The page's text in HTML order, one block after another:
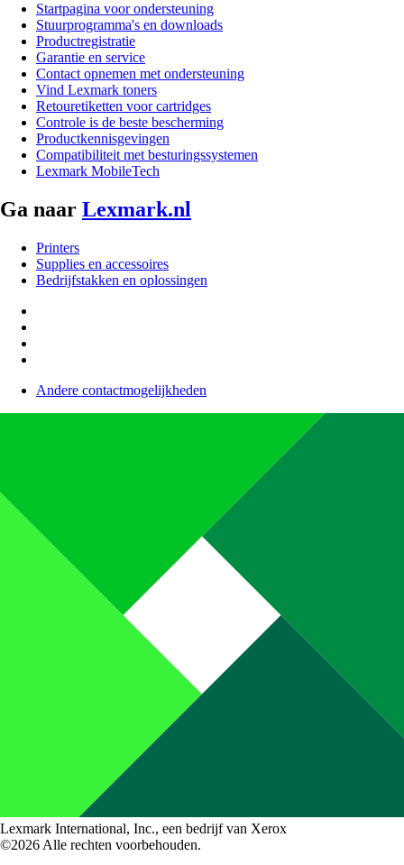
Startpagina voor ondersteuning
Stuurprogramma's en downloads
Productregistratie
Garantie en service
Contact opnemen met ondersteuning
Vind Lexmark toners
Retouretiketten voor cartridges
Controle is de beste bescherming
Productkennisgevingen
Compatibiliteit met besturingssystemen
Lexmark MobileTech
Ga naar Lexmark.nl
Printers
Supplies en accessoires
Bedrijfstakken en oplossingen
Andere contactmogelijkheden
Lexmark International, Inc., een bedrijf van Xerox
©2026 Alle rechten voorbehouden.